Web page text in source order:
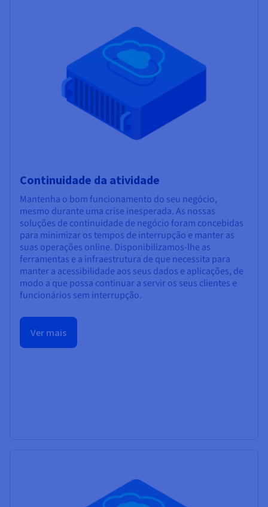
Continuidade da atividade
Mantenha o bom funcionamento do seu negócio,
mesmo durante uma crise inesperada. As nossas
soluções de continuidade de negócio foram concebidas
para minimizar os tempos de interrupção e manter as
suas operações online. Disponibilizamos-lhe as
ferramentas e a infraestrutura de que necessita para
manter a acessibilidade aos seus dados e aplicações, de
modo a que possa continuar a servir os seus clientes e
funcionários sem interrupção.
Ver mais